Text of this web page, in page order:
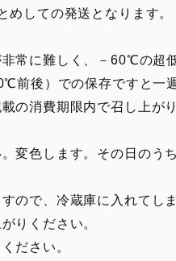
めしての発送となります。
常に難しく、－60℃の超
後）での保存ですと一
の消費期限内で召し上がり
変色します。その日のう
ので、冷蔵庫に入れてし
りください。
ださい。